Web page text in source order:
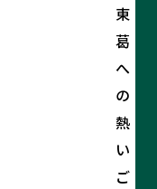
東
葛
へ
の
熱
い
ご